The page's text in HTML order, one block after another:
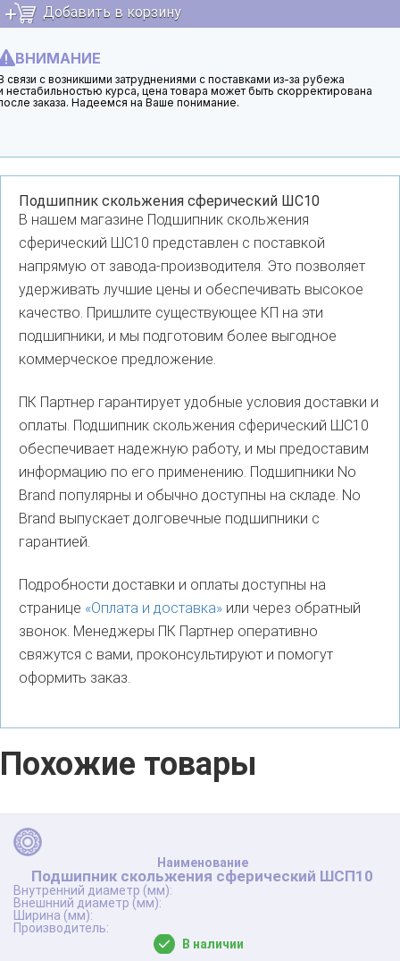
Добавить в корзину
ВНИМАНИЕ
связи с возникшими затруднениями с поставками из-за рубежа
нестабильностью курса, цена товара может быть скорректирована
заказа. Надеемся на Ваше понимание.
Подшипник скольжения сферический ШС10
В нашем магазине Подшипник скольжения
сферический ШС10 представлен с поставкой
напрямую от завода-производителя. Это позволяет
удерживать лучшие цены и обеспечивать высокое
качество. Пришлите существующее КП на эти
подшипники, и мы подготовим более выгодное
коммерческое предложение.
ПК Партнер гарантирует удобные условия доставки и
оплаты. Подшипник скольжения сферический ШС10
обеспечивает надежную работу, и мы предоставим
информацию по его применению. Подшипники No
Brand популярны и обычно доступны на складе. No
Brand выпускает долговечные подшипники с
гарантией.
Подробности доставки и оплаты доступны на
странице «Оплата и доставка» или через обратный
звонок. Менеджеры ПК Партнер оперативно
свяжутся с вами, проконсультируют и помогут
оформить заказ.
Похожие товары
Подшипник скольжения сферический ШСП10
В наличии